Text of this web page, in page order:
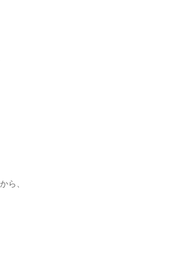
ら、